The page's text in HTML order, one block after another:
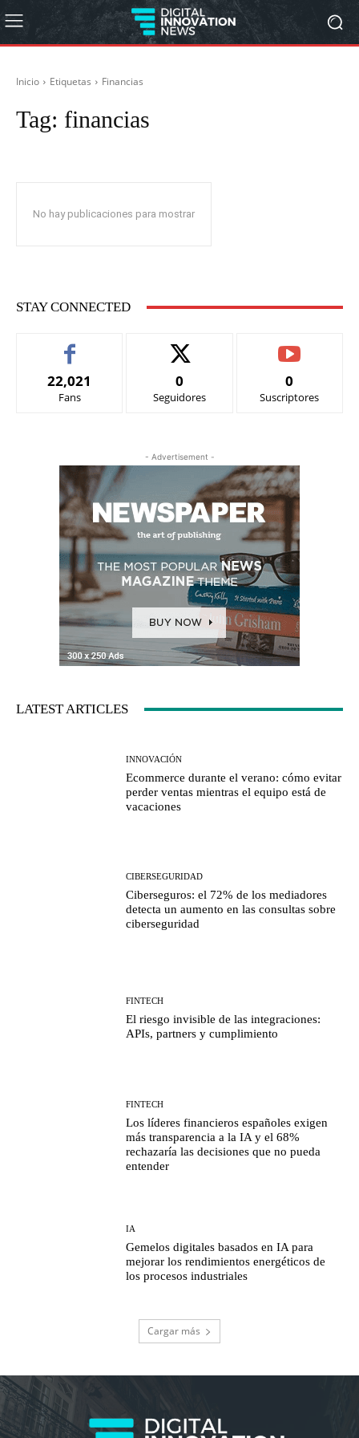
Inicio Etiquetas Financias
Tag: financias
No hay publicaciones para mostrar
STAY CONNECTED
22,021
Fans
0
Seguidores
0
Suscriptores
- Advertisement -
LATEST ARTICLES
INNOVACIÓN
Ecommerce durante el verano: cómo evitar
perder ventas mientras el equipo está de
vacaciones
CIBERSEGURIDAD
Ciberseguros: el 72% de los mediadores
detecta un aumento en las consultas sobre
ciberseguridad
FINTECH
El riesgo invisible de las integraciones:
APIs, partners y cumplimiento
FINTECH
Los líderes financieros españoles exigen
más transparencia a la IA y el 68%
rechazaría las decisiones que no pueda
entender
IA
Gemelos digitales basados en IA para
mejorar los rendimientos energéticos de
los procesos industriales
Cargar más